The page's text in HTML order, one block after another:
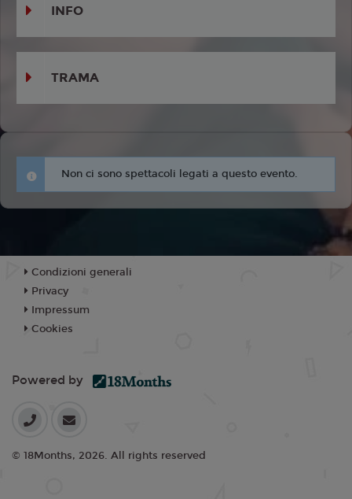
INFO
TRAMA
Non ci sono spettacoli legati a questo evento.
Condizioni generali
Privacy
Impressum
Cookies
Powered by
© 18Months, 2026. All rights reserved